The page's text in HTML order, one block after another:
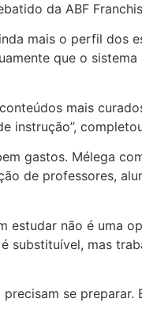
da ABF
mais o perfil dos
que o
mais
instrução”,
gastos. Mélega
de professores,
estudar não é uma
substituível, mas
se